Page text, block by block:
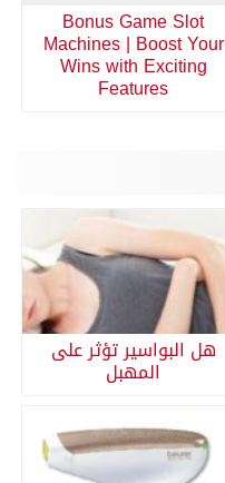
Bonus Game Slot
Machines | Boost Your
Wins with Exciting
Features
هل البواسير تؤثر على
المهبل